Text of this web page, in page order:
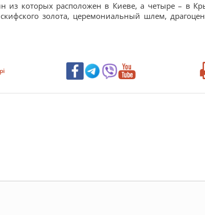
из которых расположен в Киеве, а четыре – в
золота, церемониальный шлем,